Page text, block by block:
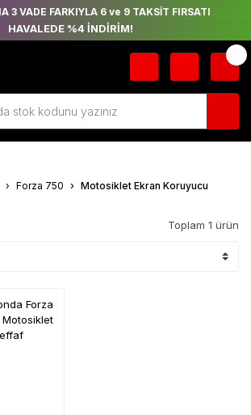
3 VADE FARKIYLA 6 ve 9 TAKSİT FIRSATI
HAVALEDE %4 İNDİRİM!
Forza 750 Motosiklet Ekran Koruyucu
Toplam 1 ürün